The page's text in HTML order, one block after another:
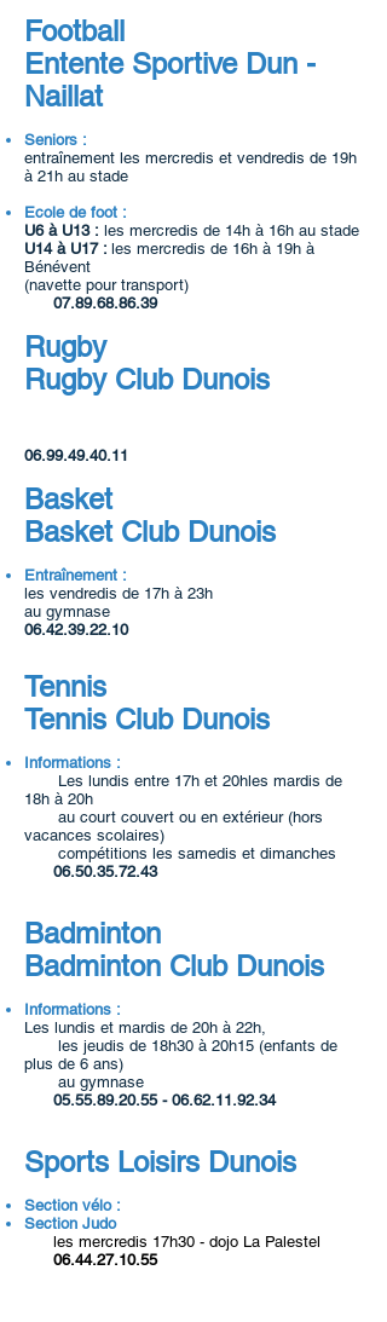
Football
Entente Sportive Dun -
Naillat
Seniors :
entraînement les mercredis et vendredis de 19h
à 21h au stade
Ecole de foot :
U6 à U13 : les mercredis de 14h à 16h au stade
U14 à U17 : les mercredis de 16h à 19h à
Bénévent
(navette pour transport)
07.89.68.86.39
Rugby
Rugby Club Dunois
06.99.49.40.11
Basket
Basket Club Dunois
Entraînement :
les vendredis de 17h à 23h
au gymnase
06.42.39.22.10
Tennis
Tennis Club Dunois
Informations :
Les lundis entre 17h et 20hles mardis de
18h à 20h
au court couvert ou en extérieur (hors
vacances scolaires)
compétitions les samedis et dimanches
06.50.35.72.43
Badminton
Badminton Club Dunois
Informations :
Les lundis et mardis de 20h à 22h,
les jeudis de 18h30 à 20h15 (enfants de
plus de 6 ans)
au gymnase
05.55.89.20.55 - 06.62.11.92.34
Sports Loisirs Dunois
Section vélo :
Section Judo
les mercredis 17h30 - dojo La Palestel
06.44.27.10.55